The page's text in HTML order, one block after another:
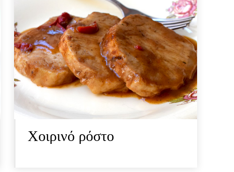
Χοιρινό ρόστο